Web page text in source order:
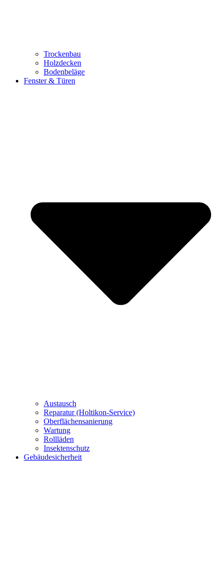
Trockenbau
Holzdecken
Bodenbeläge
Fenster & Türen
Austausch
Reparatur (Holtikon-Service)
Oberflächensanierung
Wartung
Rollläden
Insektenschutz
Gebäudesicherheit